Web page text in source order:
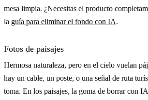
mesa limpia. ¿Necesitas el producto
la guía para eliminar el fondo con IA.
Fotos de paisajes
Hermosa naturaleza, pero en el cielo vuelan
hay un cable, un poste, o una señal de ruta
toma. En los paisajes, la goma de borrar con